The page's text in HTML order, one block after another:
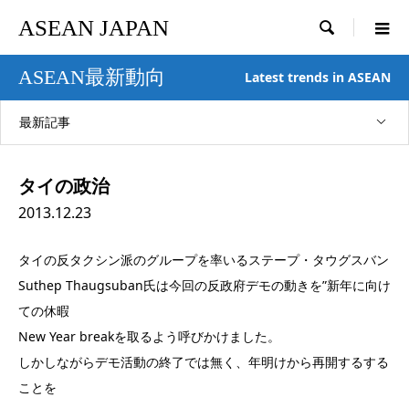
ASEAN JAPAN 
ASEAN最新動向 Latest trends in ASEAN
最新記事
タイの政治
2013.12.23
タイの反タクシン派のグループを率いるステープ・タウグスバン
Suthep Thaugsuban氏は今回の反政府デモの動きを”新年に向け
ての休暇
New Year breakを取るよう呼びかけました。
しかしながらデモ活動の終了では無く、年明けから再開するする
ことを